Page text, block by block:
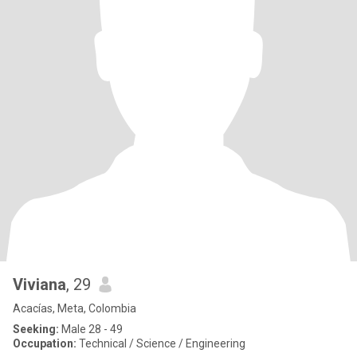
Viviana, 29
Acacías, Meta, Colombia
Seeking: Male 28 - 49
Occupation: Technical / Science / Engineering